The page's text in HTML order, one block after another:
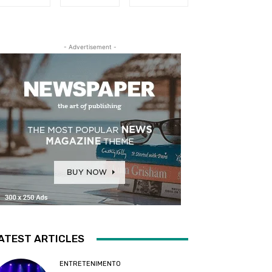
- Advertisement -
ARTICLES
ENTRETENIMENTO